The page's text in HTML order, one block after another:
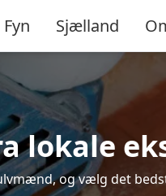
Fyn Sjælland
lokale
og vælg det